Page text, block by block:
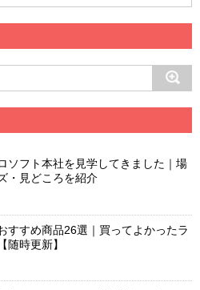
ソフト本社を見学してきました｜場
・見どころを紹介
すすめ商品26選｜買ってよかったラ
随時更新】